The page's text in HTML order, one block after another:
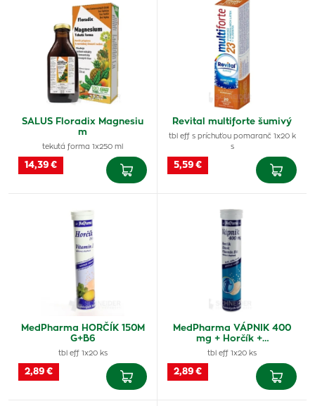
SALUS Floradix Magnesiu
m
tekutá forma 1x250 ml
14,39 €
Revital multiforte šumivý
tbl eff s príchuťou pomaranč 1x20 k
s
5,59 €
MedPharma HORČÍK 150M
G+B6
tbl eff 1x20 ks
2,89 €
MedPharma VÁPNIK 400
mg + Horčík +…
tbl eff 1x20 ks
2,89 €